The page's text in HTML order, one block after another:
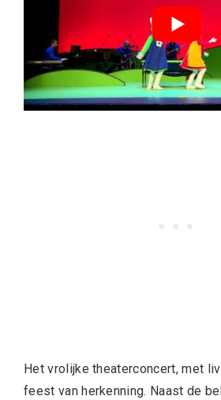
Het vrolijke theaterconcert, met
feest van herkenning. Naast de